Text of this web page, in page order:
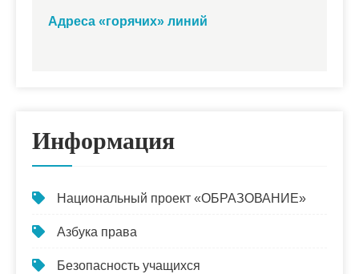
Адреса «горячих» линий
Информация
Национальный проект «ОБРАЗОВАНИЕ»
Азбука права
Безопасность учащихся